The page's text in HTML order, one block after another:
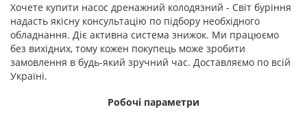
Хочете купити насос дренажний колодязний - Світ буріння
надасть якісну консультацію по підбору необхідного
обладнання. Діє активна система знижок. Ми працюємо
без вихідних, тому кожен покупець може зробити
замовлення в будь-який зручний час. Доставляємо по всій
Україні.
Робочі параметри